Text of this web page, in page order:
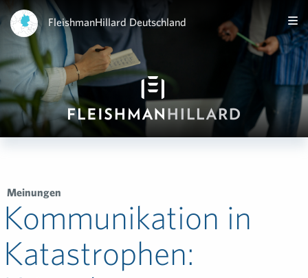
FleishmanHillard Deutschland
Meinungen
Kommunikation in
Katastrophen: